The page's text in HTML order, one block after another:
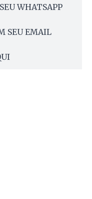
WHATSAPP
SEU EMAIL